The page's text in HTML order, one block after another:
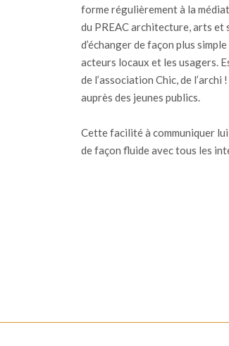
forme régulièrement à la
du PREAC architecture, arts et
d’échanger de façon plus
acteurs locaux et les usagers.
de l’association Chic, de
auprès des jeunes publics.
Cette facilité à communiquer
de façon fluide avec tous les